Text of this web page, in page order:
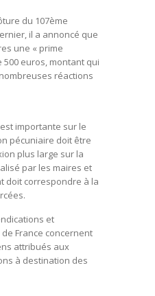
du 107ème
il a annoncé que
une « prime
euros, montant qui
réactions
importante sur le
pécuniaire doit être
plus large sur la
par les maires et
doit correspondre à la
et
France concernent
attribués aux
à destination des